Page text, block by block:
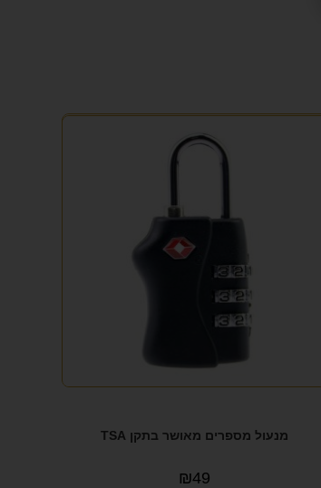
מנעול מספרים מאושר בתקן TSA
₪49